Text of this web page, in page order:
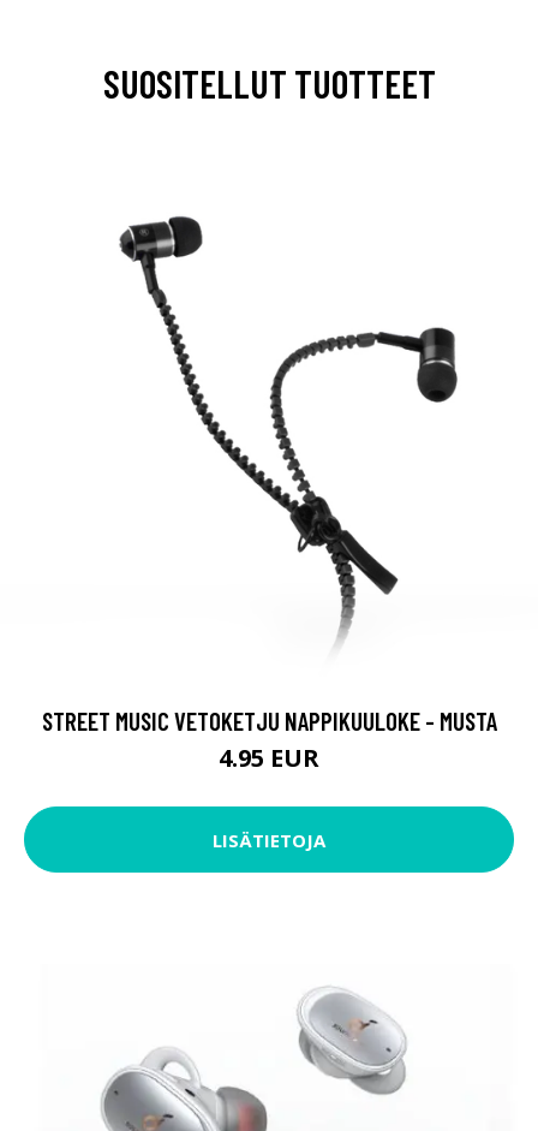
SUOSITELLUT TUOTTEET
STREET MUSIC VETOKETJU NAPPIKUULOKE - MUSTA
4.95 EUR
LISÄTIETOJA